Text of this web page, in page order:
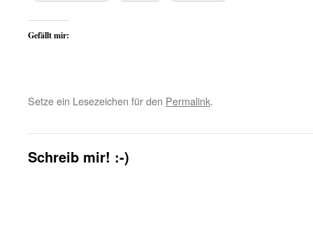
Gefällt mir:
Setze ein Lesezeichen für den Permalink.
Schreib mir! :-)